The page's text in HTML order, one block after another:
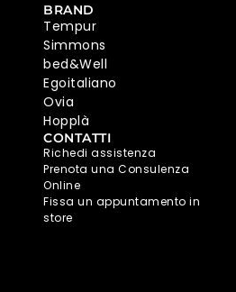
BRAND
Tempur
Simmons
bed&Well
Egoitaliano
Ovia
Hopplà
CONTATTI
Richedi assistenza
Prenota una Consulenza
Online
Fissa un appuntamento in
store